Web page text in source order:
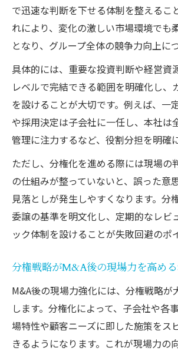
で迅速な判断を下せる体制を整えるこ
れにより、変化の激しい市場環境でも
となり、グループ全体の競争力向上に
具体的には、重要な投資判断や経営資
レベルで完結できる範囲を明確化し、
を設けることが大切です。例えば、一
や採用決定は子会社に一任し、本社は
管理に注力するなど、役割分担を明確
ただし、分権化を進める際には現場の
の仕組みが整っていないと、誤った意
見落としが発生しやすくなります。分
委譲の基準を明文化し、定期的なレビ
ック体制を設けることが失敗回避のポ
分権戦略がM&A後の現場力を高める
M&A後の現場力強化には、分権戦略が
します。分権化によって、子会社や各
場特性や顧客ニーズに即した施策をス
きるようになります。これが現場力の